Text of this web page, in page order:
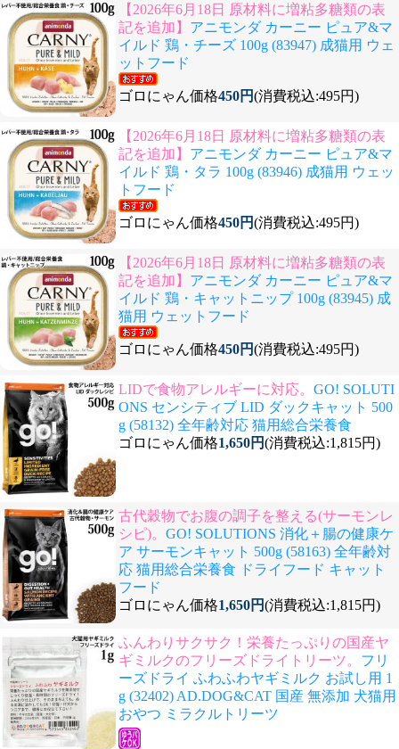
【2026年6月18日 原材料に増粘多糖類の表
記を追加】 アニモンダ カーニー ピュア&マ
イルド 鶏・チーズ 100g (83947) 成猫用 ウェ
ットフード
ゴロにゃん価格450円(消費税込:495円)
【2026年6月18日 原材料に増粘多糖類の表
記を追加】 アニモンダ カーニー ピュア&マ
イルド 鶏・タラ 100g (83946) 成猫用 ウェッ
トフード
ゴロにゃん価格450円(消費税込:495円)
【2026年6月18日 原材料に増粘多糖類の表
記を追加】 アニモンダ カーニー ピュア&マ
イルド 鶏・キャットニップ 100g (83945) 成
猫用 ウェットフード
ゴロにゃん価格450円(消費税込:495円)
LIDで食物アレルギーに対応。 GO! SOLUTI
ONS センシティブ LID ダックキャット 500
g (58132) 全年齢対応 猫用総合栄養食
ゴロにゃん価格1,650円(消費税込:1,815円)
古代穀物でお腹の調子を整える(サーモンレ
シピ)。 GO! SOLUTIONS 消化＋腸の健康ケ
ア サーモンキャット 500g (58163) 全年齢対
応 猫用総合栄養食 ドライフード キャット
フード
ゴロにゃん価格1,650円(消費税込:1,815円)
ふんわりサクサク！栄養たっぷりの国産ヤ
ギミルクのフリーズドライトリーツ。 フリ
ーズドライ ふわふわヤギミルク お試し用 1
g (32402) AD.DOG&CAT 国産 無添加 犬猫用
おやつ ミラクルトリーツ